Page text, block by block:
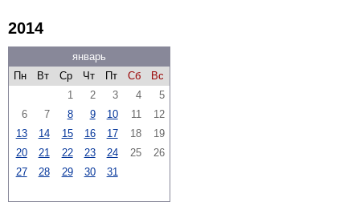
2014
январь
Пн
Вт Ср Чт Пт Сб
Вс
1
2 3 4
5
6
7 8 9 10 11
12
13
14 15 16 17 18
19
20
21 22 23 24 25
26
27
28 29 30 31